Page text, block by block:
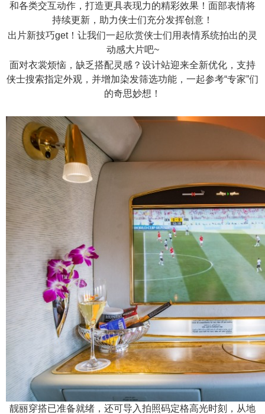
和各类交互动作，打造更具表现力的精彩效果！面部表情将
持续更新，助力侠士们充分发挥创意！
出片新技巧get！让我们一起欣赏侠士们用表情系统拍出的灵
动感大片吧~
面对衣裳烦恼，缺乏搭配灵感？设计站迎来全新优化，支持
侠士搜索指定外观，并增加染发筛选功能，一起参考“专家”们
的奇思妙想！
靓丽穿搭已准备就绪，还可导入拍照码定格高光时刻，从地